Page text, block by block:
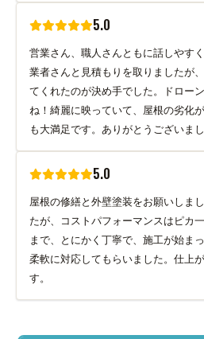
5.0
営業さん、職人さんともに話しやす
業者さんと見積もりを取りましたが
てくれたのが決め手でした。ドロー
ね！綺麗に映っていて、屋根の劣化
も大満足です。ありがとうございまし
5.0
屋根の修繕と外壁塗装をお願いしま
たが、コストパフォーマンスはピカ
まで、とにかく丁寧で、施工が始ま
柔軟に対応してもらいました。仕上
す。